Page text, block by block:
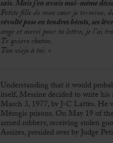
sais. Mais j’en avais moi-même
Petite fille de mon cœur je termine,
révolté pose en tendres bécots, ses
ange et merci pour ta lettre, je l’ai
Te quiero chaton.
Ton viejo à toi. »
Understanding that it would
itself, Mesrine decided to write his
March 3, 1977, by J-C Lattès.
Mérogis prisons. On May 19 of
armed robbery, receiving stolen
Assizes, presided over by Judge